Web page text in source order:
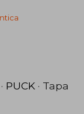
· PUCK · Tapa